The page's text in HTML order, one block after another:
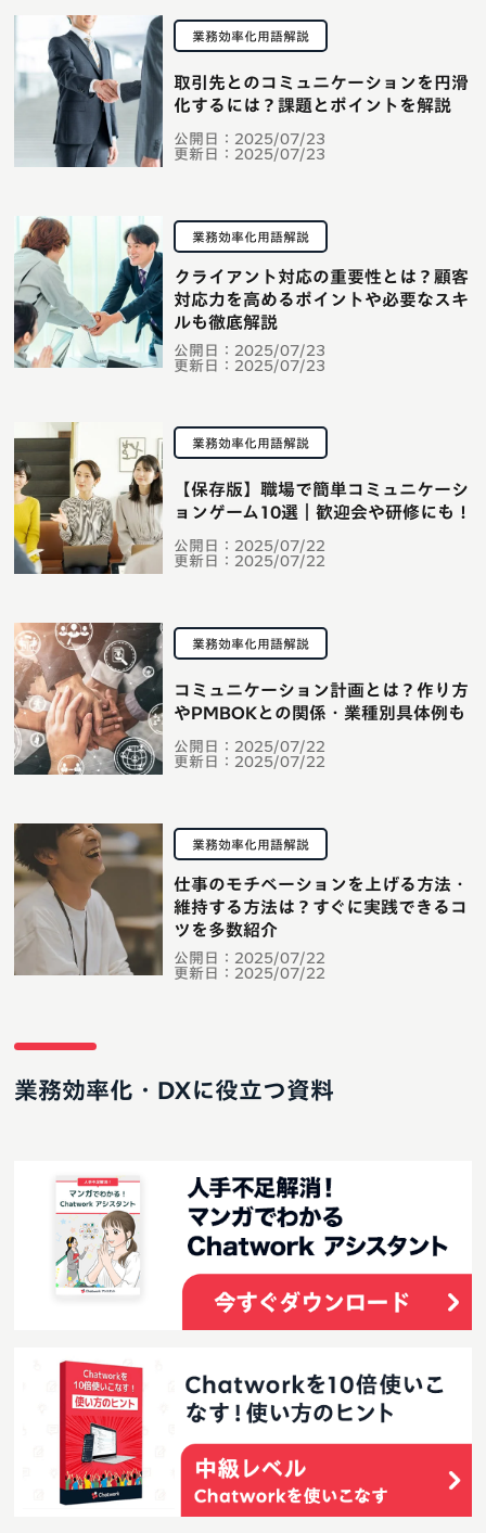
業務効率化用語解説
公開日： 2025/07/23
更新日： 2025/07/23
取引先とのコミュニケーションを円滑
化するには？課題とポイントを解説
業務効率化用語解説
公開日： 2025/07/23
更新日： 2025/07/23
クライアント対応の重要性とは？顧客
対応力を高めるポイントや必要なスキ
ルも徹底解説
業務効率化用語解説
公開日： 2025/07/22
更新日： 2025/07/22
【保存版】職場で簡単コミュニケーシ
ョンゲーム10選｜歓迎会や研修にも！
業務効率化用語解説
公開日： 2025/07/22
更新日： 2025/07/22
コミュニケーション計画とは？作り方
やPMBOKとの関係・業種別具体例も
業務効率化用語解説
公開日： 2025/07/22
更新日： 2025/07/22
仕事のモチベーションを上げる方法・
維持する方法は？すぐに実践できるコ
ツを多数紹介
業務効率化・DXに役立つ資料